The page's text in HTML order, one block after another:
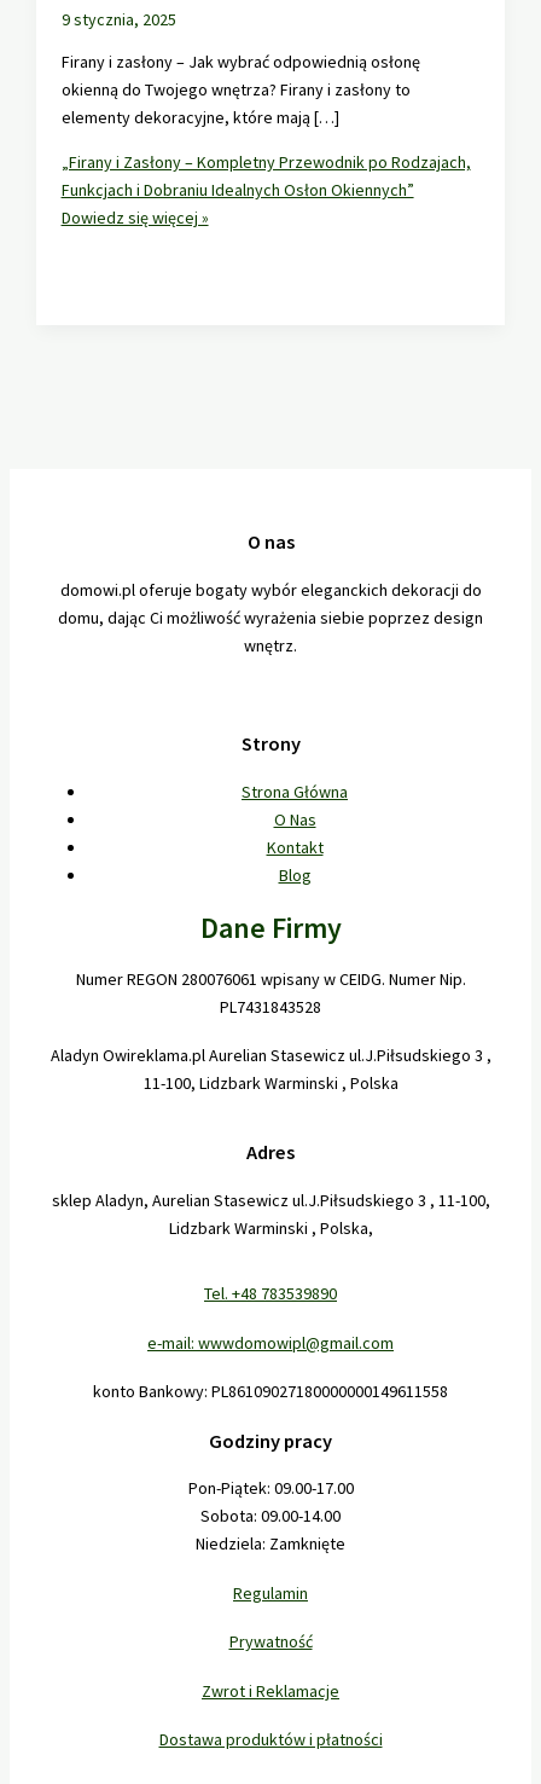
9 stycznia, 2025
Firany i zasłony – Jak wybrać odpowiednią osłonę
okienną do Twojego wnętrza? Firany i zasłony to
elementy dekoracyjne, które mają […]
„Firany i Zasłony – Kompletny Przewodnik po Rodzajach,
Funkcjach i Dobraniu Idealnych Osłon Okiennych”
Dowiedz się więcej »
O nas
domowi.pl oferuje bogaty wybór eleganckich dekoracji do
domu, dając Ci możliwość wyrażenia siebie poprzez design
wnętrz.
Strony
Strona Główna
O Nas
Kontakt
Blog
Dane Firmy
Numer REGON 280076061 wpisany w CEIDG. Numer Nip.
PL7431843528
Aladyn Owireklama.pl Aurelian Stasewicz ul.J.Piłsudskiego 3 ,
11-100, Lidzbark Warminski , Polska
Adres
sklep Aladyn, Aurelian Stasewicz ul.J.Piłsudskiego 3 , 11-100,
Lidzbark Warminski , Polska,
Tel. +48 783539890
e-mail: wwwdomowipl@gmail.com
konto Bankowy: PL86109027180000000149611558
Godziny pracy
Pon-Piątek: 09.00-17.00
Sobota: 09.00-14.00
Niedziela: Zamknięte
Regulamin
Prywatność
Zwrot i Reklamacje
Dostawa produktów i płatności